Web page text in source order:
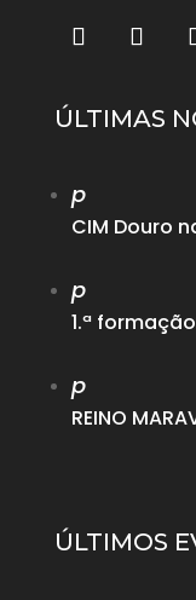
ÚLTIMAS
p
CIM Douro
p
1.ª
p
REINO
ÚLTIMOS